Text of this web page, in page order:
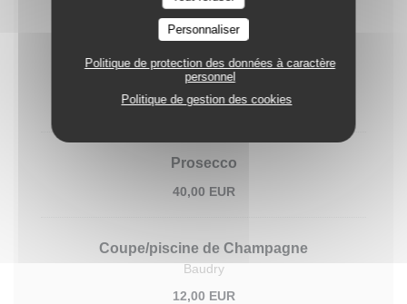
Personnaliser
Politique de protection des données à caractère
personnel
Politique de gestion des cookies
Taittinger Cuvée Prestige
120,00 EUR
Prosecco
40,00 EUR
Coupe/piscine de Champagne
Baudry
12,00 EUR